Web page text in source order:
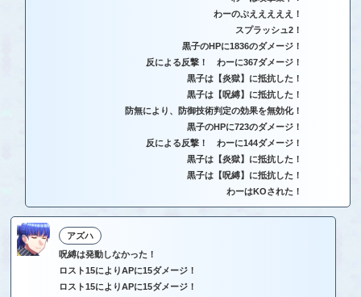
わーのぷえええええ！
スプラッシュ2！
黒子のHPに1836のダメージ！
反による反撃！ わーに367ダメージ！
黒子は【炎獄】に抵抗した！
黒子は【呪縛】に抵抗した！
防無により、防御技術判定の効果を無効化！
黒子のHPに723のダメージ！
反による反撃！ わーに144ダメージ！
黒子は【炎獄】に抵抗した！
黒子は【呪縛】に抵抗した！
わーはKOされた！
アズハ
呪縛は発動しなかった！
ロスト15によりAPに15ダメージ！
ロスト15によりAPに15ダメージ！